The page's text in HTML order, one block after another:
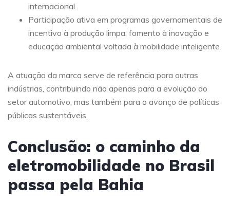
internacional.
Participação ativa em programas governamentais de
incentivo à produção limpa, fomento à inovação e
educação ambiental voltada à mobilidade inteligente.
A atuação da marca serve de referência para outras
indústrias, contribuindo não apenas para a evolução do
setor automotivo, mas também para o avanço de políticas
públicas sustentáveis.
Conclusão: o caminho da
eletromobilidade no Brasil
passa pela Bahia